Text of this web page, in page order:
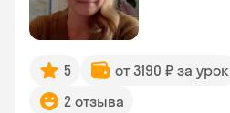
5 от 3190 ₽ за урок
2 отзыва